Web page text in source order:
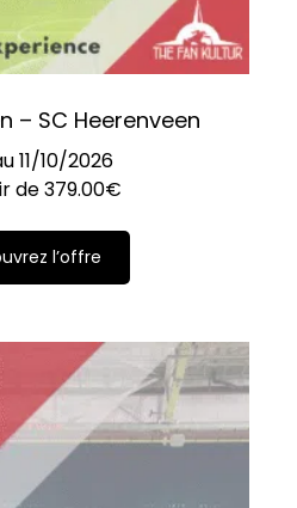
– SC Heerenveen
11/10/2026
de379.00€
l’offre